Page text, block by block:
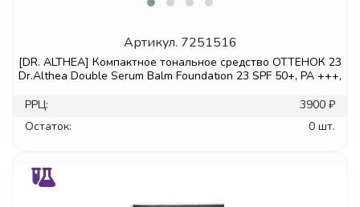
Артикул. 7251516
[DR. ALTHEA] Компактное тональное средство ОТТЕНОК 23
Dr.Althea Double Serum Balm Foundation 23 SPF 50+, PA +++,
РРЦ:
3900 ₽
Остаток:
0 шт.